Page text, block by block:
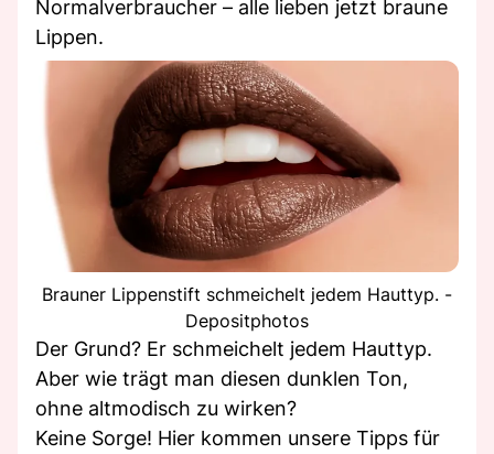
Normalverbraucher – alle lieben jetzt braune
Lippen.
Brauner Lippenstift schmeichelt jedem Hauttyp. -
Depositphotos
Der Grund? Er schmeichelt jedem Hauttyp.
Aber wie trägt man diesen dunklen Ton,
ohne altmodisch zu wirken?
Keine Sorge! Hier kommen unsere Tipps für